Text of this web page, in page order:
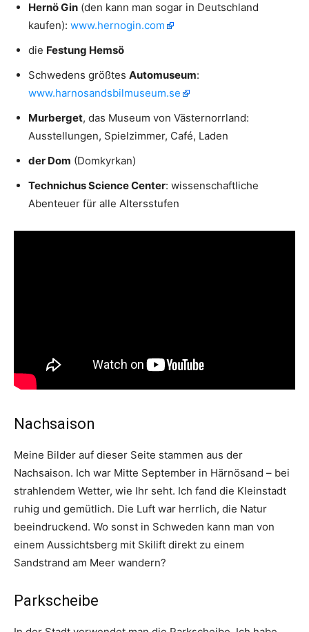
Hernö Gin (den kann man sogar in Deutschland
kaufen): www.hernogin.com
die Festung Hemsö
Schwedens größtes Automuseum:
www.harnosandsbilmuseum.se
Murberget, das Museum von Västernorrland:
Ausstellungen, Spielzimmer, Café, Laden
der Dom (Domkyrkan)
Technichus Science Center: wissenschaftliche
Abenteuer für alle Altersstufen
Nachsaison
Meine Bilder auf dieser Seite stammen aus der
Nachsaison. Ich war Mitte September in Härnösand – bei
strahlendem Wetter, wie Ihr seht. Ich fand die Kleinstadt
ruhig und gemütlich. Die Luft war herrlich, die Natur
beeindruckend. Wo sonst in Schweden kann man von
einem Aussichtsberg mit Skilift direkt zu einem
Sandstrand am Meer wandern?
Parkscheibe